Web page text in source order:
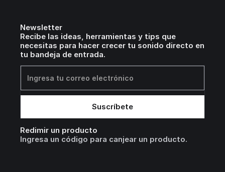
Newsletter
Recibe las ideas, herramientas y tips que
necesitas para hacer crecer tu sonido directo en
tu bandeja de entrada.
Redimir un producto
Ingresa un código para canjear un producto.